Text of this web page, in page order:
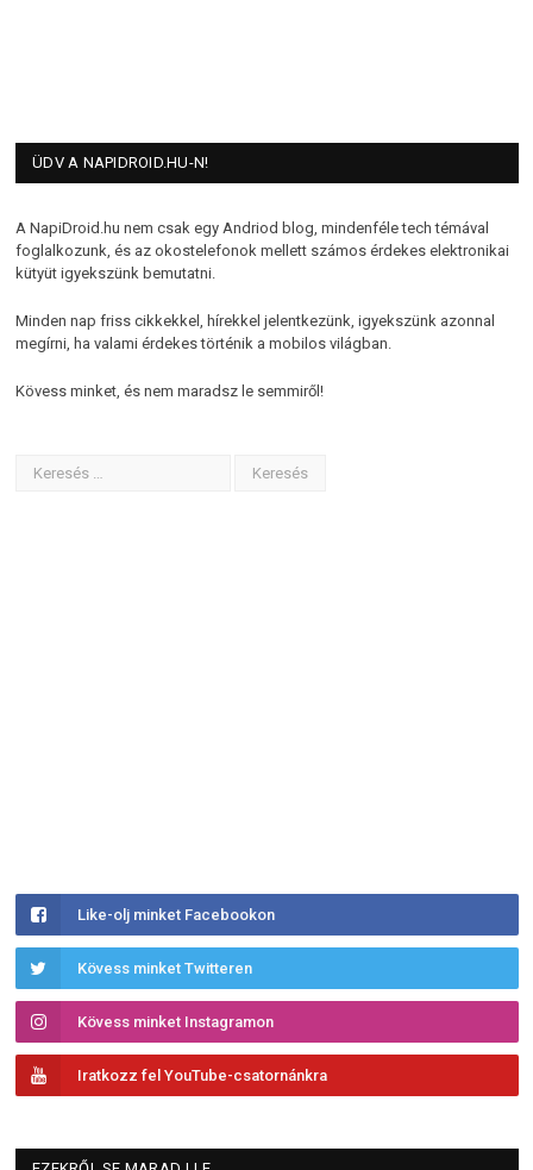
ÜDV A NAPIDROID.HU-N!
A NapiDroid.hu nem csak egy Andriod blog, mindenféle tech témával
foglalkozunk, és az okostelefonok mellett számos érdekes elektronikai
kütyüt igyekszünk bemutatni.
Minden nap friss cikkekkel, hírekkel jelentkezünk, igyekszünk azonnal
megírni, ha valami érdekes történik a mobilos világban.
Kövess minket, és nem maradsz le semmiről!
Like-olj minket Facebookon
Kövess minket Twitteren
Kövess minket Instagramon
Iratkozz fel YouTube-csatornánkra